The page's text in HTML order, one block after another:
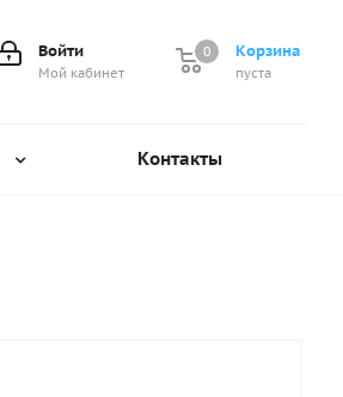
Корзина
0
пуста
0
Войти
Мой кабинет
Контакты